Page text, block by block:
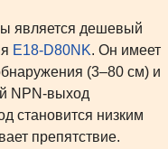
является дешевый
E18-D80NK. Он имеет
(3–80 см) и
NPN-выход
становится низким
препятствие.